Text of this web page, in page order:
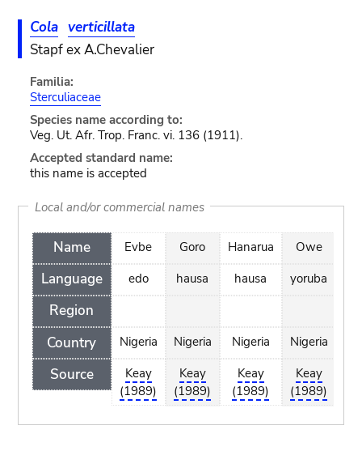
Cola verticillata
Stapf ex A.Chevalier
Familia:
Sterculiaceae
Species name according to:
Veg. Ut. Afr. Trop. Franc. vi. 136 (1911).
Accepted standard name:
this name is accepted
Local and/or commercial names
Name
Language
Region
Country
Source
Evbe
edo
Nigeria
Keay
(1989)
Goro
hausa
Nigeria
Keay
(1989)
Hanarua
hausa
Nigeria
Keay
(1989)
Owe
yoruba
Nigeria
Keay
(1989)